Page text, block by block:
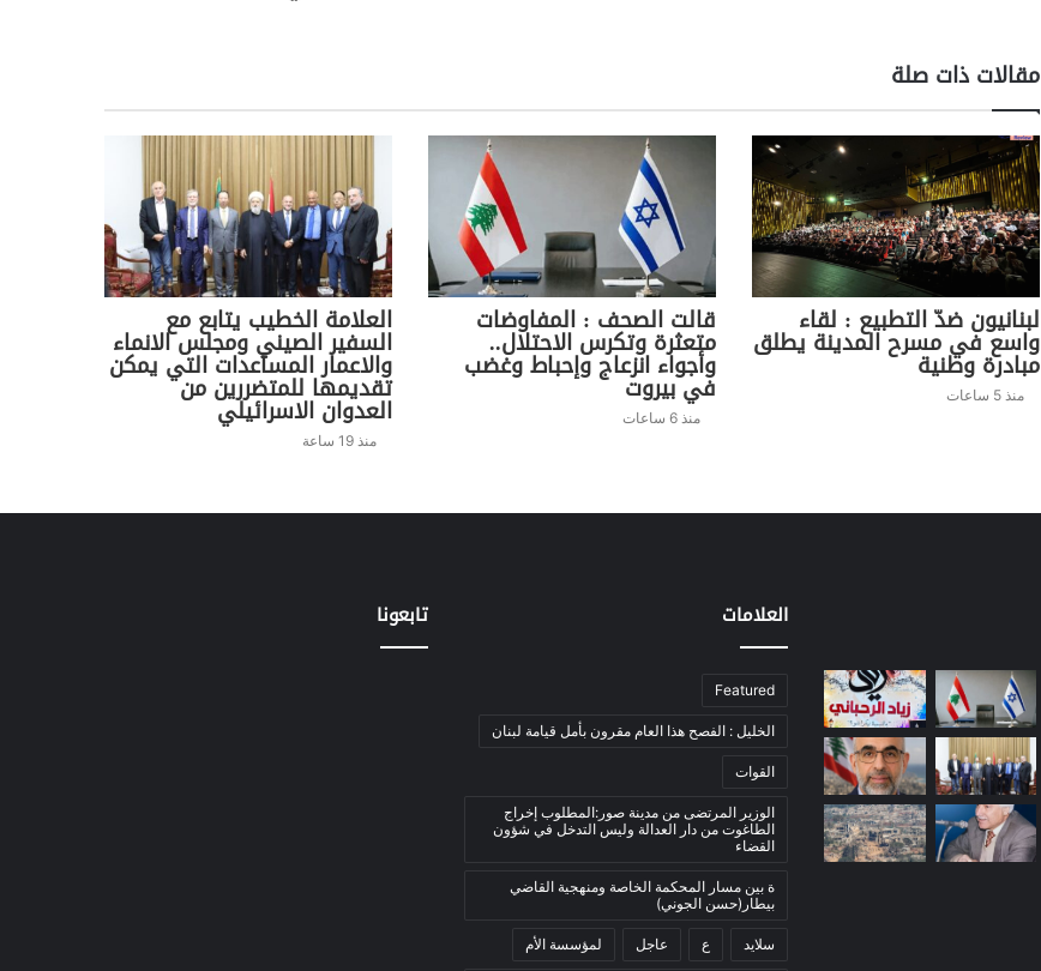
مقالات ذات صلة
لبنانيون ضدّ التطبيع : لقاء
واسع في مسرح المدينة يطلق
مبادرة وطنية
منذ 5 ساعات
قالت الصحف : المفاوضات
متعثرة وتكرس الاحتلال..
وأجواء انزعاج وإحباط وغضب
في بيروت
منذ 6 ساعات
العلامة الخطيب يتابع مع
السفير الصيني ومجلس الانماء
والاعمار المساعدات التي يمكن
تقديمها للمتضررين من
العدوان الاسرائيلي
منذ 19 ساعة
العلامات
Featured
الخليل : الفصح هذا العام مقرون بأمل قيامة لبنان
القوات
الوزير المرتضى من مدينة صور:المطلوب إخراج
الطاغوت من دار العدالة وليس التدخل في شؤون
القضاء
ة بين مسار المحكمة الخاصة ومنهجية القاضي
بيطار(حسن الجوني)
سلايد ع عاجل لمؤسسة الأم
تابعونا